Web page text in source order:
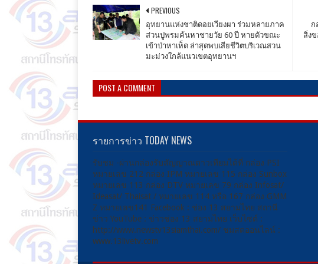
ก
สิ่ง
PREVIOUS
อุทยานแห่งชาติดอยเวียงผา ร่วมหลายภาค
ส่วนปูพรมค้นหาชายวัย 60 ปี หายตัวขณะ
เข้าป่าหาเห็ด ล่าสุดพบเสียชีวิตบริเวณสวน
มะม่วงใกล้แนวเขตอุทยานฯ
POST A COMMENT
รายการข่าว TODAY NEWS
รับชม -ผ่านกล่องรับสัญญาณดาวเทียมได้ที่ กล่อง PSI
หมายเลข 212 กล่อง IPM หมายเลข 115 กล่อง Sunbox
หมายเลข 113 กล่อง DTV หมายเลข 79 กล่อง Infosat/
Ideasat/ Thaisat / หมายเลข 114 หรือ 167 กล่อง GMM
Z หมายเลข141 Facebook : ช่อง 13 สยามไทย สถานี
ข่าว YouTube : ข่าวช่อง 13 สยามไทย เว็บไซต์ :
http://www.newstv13siamthai.com/ ชมสดออนไลน์ :
www.13livetv.com